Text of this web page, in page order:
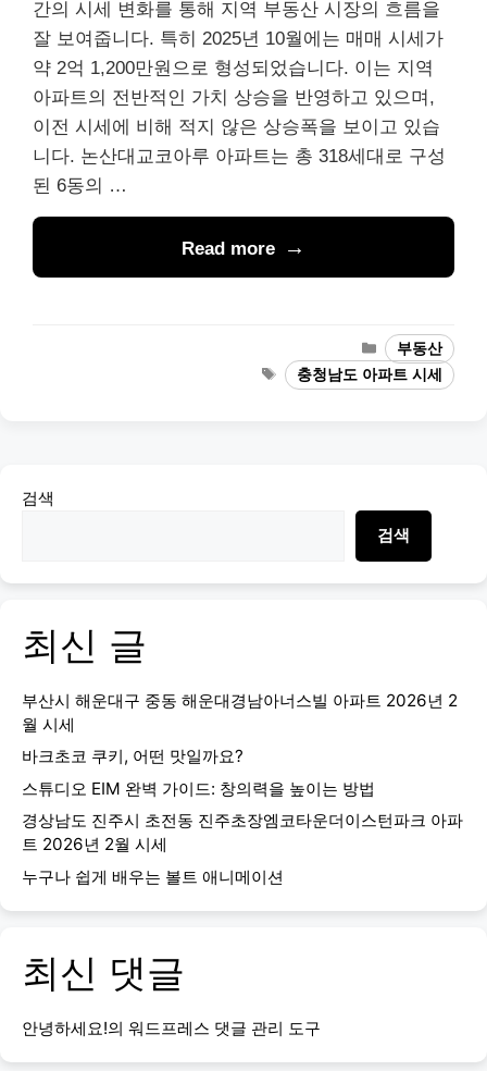
간의 시세 변화를 통해 지역 부동산 시장의 흐름을
잘 보여줍니다. 특히 2025년 10월에는 매매 시세가
약 2억 1,200만원으로 형성되었습니다. 이는 지역
아파트의 전반적인 가치 상승을 반영하고 있으며,
이전 시세에 비해 적지 않은 상승폭을 보이고 있습
니다. 논산대교코아루 아파트는 총 318세대로 구성
된 6동의 …
Read more
Categories
부동산
Tags충청남도 아파트 시세
검색
검색
최신 글
부산시 해운대구 중동 해운대경남아너스빌 아파트 2026년 2
월 시세
바크초코 쿠키, 어떤 맛일까요?
스튜디오 EIM 완벽 가이드: 창의력을 높이는 방법
경상남도 진주시 초전동 진주초장엠코타운더이스턴파크 아파
트 2026년 2월 시세
누구나 쉽게 배우는 볼트 애니메이션
최신 댓글
안녕하세요!의 워드프레스 댓글 관리 도구